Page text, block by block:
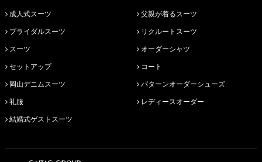
成人式スーツ
ブライダルスーツ
スーツ
セットアップ
岡山デニムスーツ
礼服
結婚式ゲストスーツ
父親が着るスーツ
リクルートスーツ
オーダーシャツ
コート
パターンオーダーシューズ
レディースオーダー